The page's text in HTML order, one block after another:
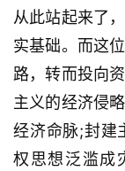
从此站起来了
实基础。而这
路，转而投向
主义的经济侵
经济命脉;封建
权思想泛滥成